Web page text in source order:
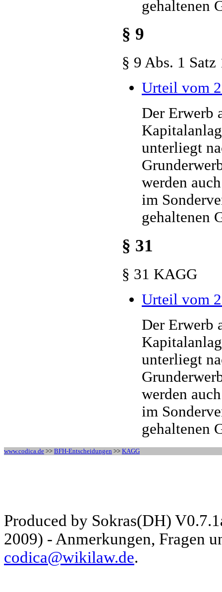
gehaltenen
§ 9
§ 9 Abs. 1
Urteil vom
Der Erwerb
unterliegt
werden
im
gehaltenen
§ 31
§ 31 KAGG
Urteil vom
Der Erwerb
unterliegt
werden
im
gehaltenen
www.codica.de >> BFH-Entscheidungen >> KAGG
Produced by Sokras(DH)
2009) - Anmerkungen, Fragen
codica@wikilaw.de.